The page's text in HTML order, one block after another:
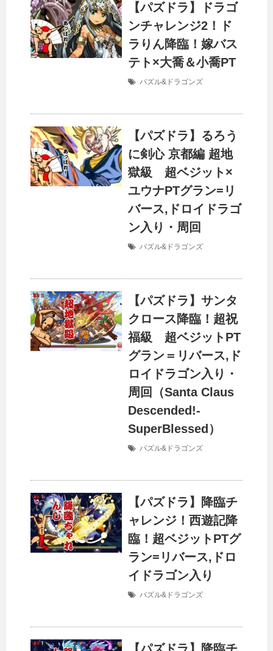
【パズドラ】ドラゴ
ンチャレンジ2！ド
ラりん降臨！嫁バス
テト×大喬＆小喬PT
パズル&ドラゴンズ
【パズドラ】るろう
に剣心 京都編 超地
獄級 超ベジット×
ユウナPTグラン=リ
バース,ドロイドラゴ
ン入り・周回
パズル&ドラゴンズ
【パズドラ】サンタ
クロース降臨！超祝
福級 超ベジットPT
グラン＝リバース,ド
ロイドラゴン入り・
周回（Santa Claus
Descended!-
SuperBlessed）
パズル&ドラゴンズ
【パズドラ】降臨チ
ャレンジ！西遊記降
臨！超ベジットPTグ
ラン=リバース,ドロ
イドラゴン入り
パズル&ドラゴンズ